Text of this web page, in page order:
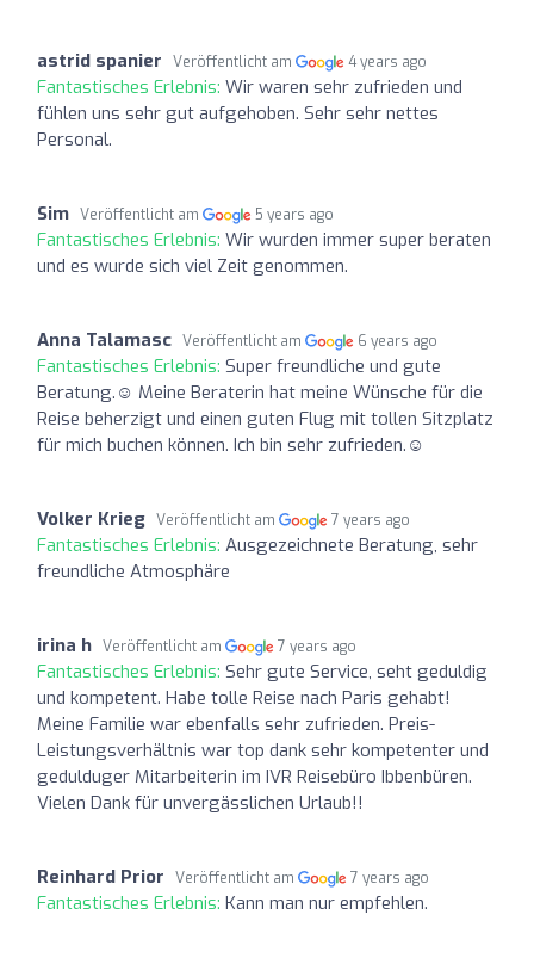
astrid spanier Veröffentlicht am 4 years ago
Fantastisches Erlebnis: Wir waren sehr zufrieden und
fühlen uns sehr gut aufgehoben. Sehr sehr nettes
Personal.
Sim Veröffentlicht am 5 years ago
Fantastisches Erlebnis: Wir wurden immer super beraten
und es wurde sich viel Zeit genommen.
Anna Talamasc Veröffentlicht am 6 years ago
Fantastisches Erlebnis: Super freundliche und gute
Beratung.☺️ Meine Beraterin hat meine Wünsche für die
Reise beherzigt und einen guten Flug mit tollen Sitzplatz
für mich buchen können. Ich bin sehr zufrieden.☺️
Volker Krieg Veröffentlicht am 7 years ago
Fantastisches Erlebnis: Ausgezeichnete Beratung, sehr
freundliche Atmosphäre
irina h Veröffentlicht am 7 years ago
Fantastisches Erlebnis: Sehr gute Service, seht geduldig
und kompetent. Habe tolle Reise nach Paris gehabt!
Meine Familie war ebenfalls sehr zufrieden. Preis-
Leistungsverhältnis war top dank sehr kompetenter und
gedulduger Mitarbeiterin im IVR Reisebüro Ibbenbüren.
Vielen Dank für unvergässlichen Urlaub!!
Reinhard Prior Veröffentlicht am 7 years ago
Fantastisches Erlebnis: Kann man nur empfehlen.